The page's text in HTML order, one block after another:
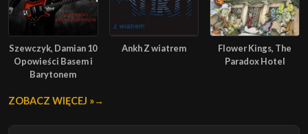
Szewczyk, Damian 10
Opowieści Basem i
Barytonem
Ankh Z wiatrem
Flower Kings, The
Paradox Hotel
ZOBACZ WIĘCEJ »